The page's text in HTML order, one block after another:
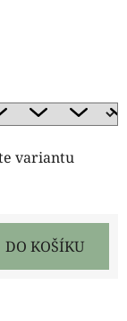
variantu
DO KOŠÍKU